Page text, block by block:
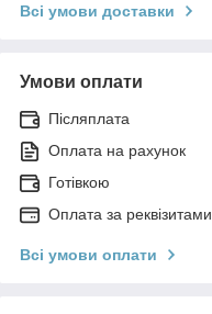
Всі умови доставки
Умови оплати
Післяплата
Оплата на рахунок
Готівкою
Оплата за реквізитами
Всі умови оплати